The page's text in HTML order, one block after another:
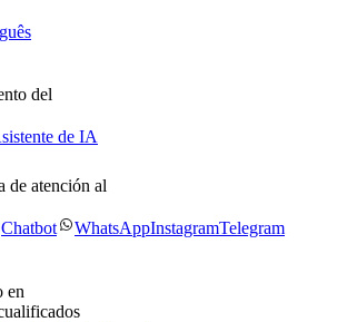
del
de IA
de atención al
Chatbot WhatsAppInstagramTelegram
en